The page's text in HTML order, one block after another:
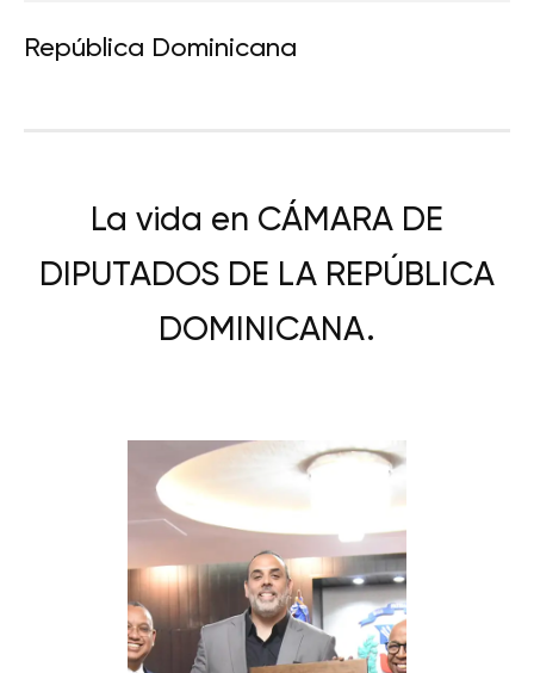
República Dominicana
La vida en CÁMARA DE
DIPUTADOS DE LA REPÚBLICA
DOMINICANA.